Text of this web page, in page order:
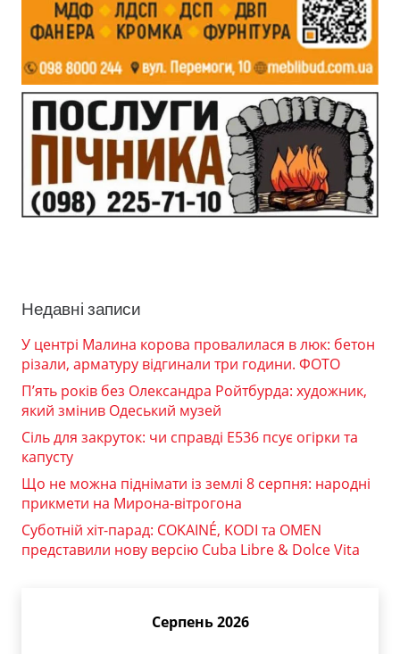
Недавні записи
У центрі Малина корова провалилася в люк: бетон
різали, арматуру відгинали три години. ФОТО
П’ять років без Олександра Ройтбурда: художник,
який змінив Одеський музей
Сіль для закруток: чи справді Е536 псує огірки та
капусту
Що не можна піднімати із землі 8 серпня: народні
прикмети на Мирона-вітрогона
Суботній хіт-парад: COKAINÉ, KODI та OMEN
представили нову версію Cuba Libre & Dolce Vita
Серпень 2026